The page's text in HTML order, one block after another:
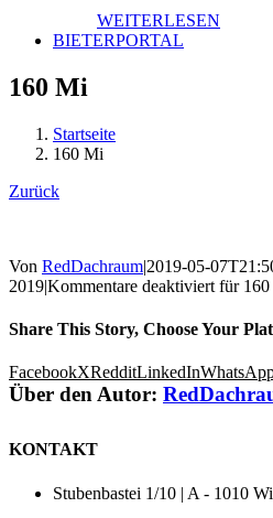
WEITERLESEN
BIETERPORTAL
160 Mi
Startseite
160 Mi
Zurück
Von RedDachraum|2019-05-
2019|Kommentare deaktiviert für
Share This Story, Choose Your
FacebookXRedditLinkedIn
Über den Autor:
KONTAKT
Stubenbastei 1/10 | A - 1010